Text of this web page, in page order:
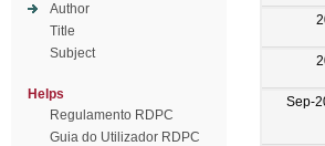
Author
Title
Subject
Helps
Regulamento RDPC
Guia do Utilizador RDPC
Sep-